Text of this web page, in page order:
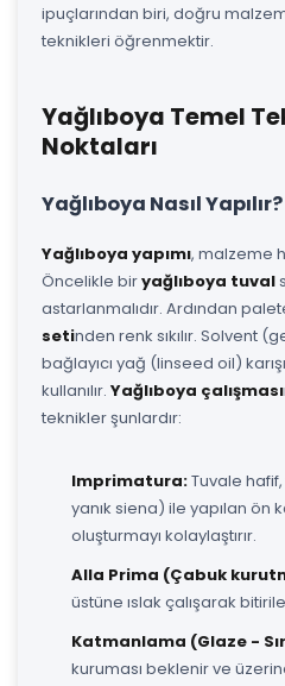
ipuçlarından biri, doğru
teknikleri öğrenmektir.
Yağlıboya Temel
Noktaları
Yağlıboya Nasıl
Yağlıboya yapımı, malzeme
Öncelikle biryağlıboya tuval
astarlanmalıdır. Ardından
setinden renk sıkılır. Solvent
bağlayıcı yağ (linseed oil)
kullanılır. Yağlıboya çalışması
teknikler şunlardır:
Imprimatura:Tuvale
yanık siena) ile yapılan ön
oluşturmayı kolaylaştırır.
Alla Prima (Çabuk
üstüne ıslak çalışarak
Katmanlama (Glaze -
kuruması beklenir ve